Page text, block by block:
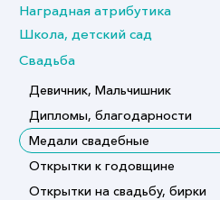
Наградная атрибутика
Школа, детский сад
Свадьба
Девичник, Мальчишник
Дипломы, благодарности
Медали свадебные
Открытки к годовщине
Открытки на свадьбу, бирки